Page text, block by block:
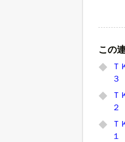
この
３
２
１